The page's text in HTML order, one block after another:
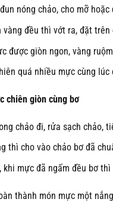
nóng chảo, cho mỡ
đều thì vớt ra, đặt
được giòn ngon, vàng
quá nhiều mực cùng
chiên giòn cùng bơ
chảo đi, rửa sạch chảo,
thì cho vào chảo bơ đã
khi mực đã ngấm đều bơ
thành món mực một